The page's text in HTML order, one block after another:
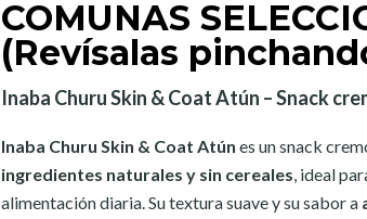
COMUNAS
(Revísalas
Inaba Churu Skin & Coat Atún – Snack
Inaba Churu Skin & Coat Atún es un snack
ingredientes naturales y sin cereales, ideal
alimentación diaria. Su textura suave y su sabor a